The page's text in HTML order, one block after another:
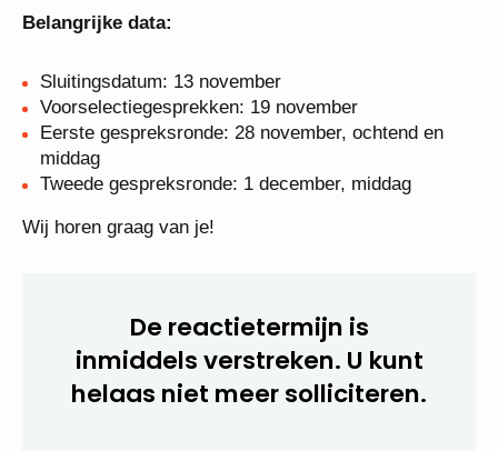
Sluitingsdatum: 13 november
Voorselectiegesprekken: 19 november
Eerste gespreksronde: 28 november, ochtend en
middag
De reactietermijn is
inmiddels verstreken. U kunt